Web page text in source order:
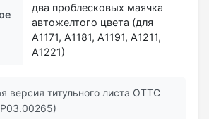
два проблесковых маячка
автожелтого цвета (для
A1171, A1181, A1191, А1211,
А1221)
версия титульного листа ОТТС